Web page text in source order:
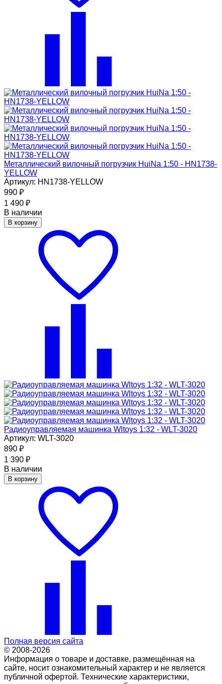
Металлический вилочный погрузчик HuiNa 1:50 - HN1738-
YELLOW
Артикул: HN1738-YELLOW
990 ₽
1 490 ₽
В наличии
В корзину
Радиоуправляемая машинка Wltoys 1:32 - WLT-3020
Артикул: WLT-3020
890 ₽
1 390 ₽
В наличии
В корзину
Полная версия сайта
© 2008-2026
Информация о товаре и доставке, размещённая на
сайте, носит ознакомительный характер и не является
публичной офертой. Технические характеристики,